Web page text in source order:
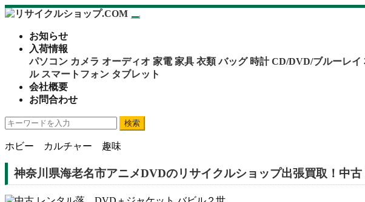
お知らせ
入荷情報
パソコン カメラ オーディオ 家電 家具 衣類 バッグ 時計 CD/DVD/ブルーレイ
ル スマートフォン タブレット
会社概要
お問合わせ
検索
ホビー カルチャー 趣味
神奈川県海老名市アニメDVDのリサイクルショップ出張買取！中